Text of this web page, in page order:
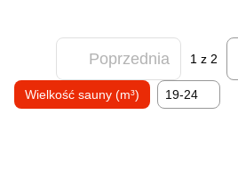
Poprzednia 1z 2
Wielkość sauny (m³) 19-24